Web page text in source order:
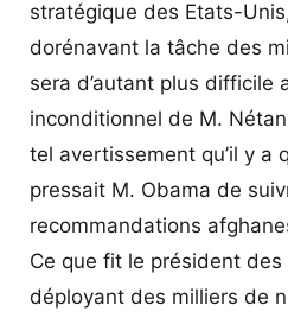
stratégique des Etats-
dorénavant la tâche des
sera d’autant plus difficile
inconditionnel de M.
tel avertissement qu’il y a
pressait M. Obama de
recommandations
Ce que fit le président
déployant des milliers de